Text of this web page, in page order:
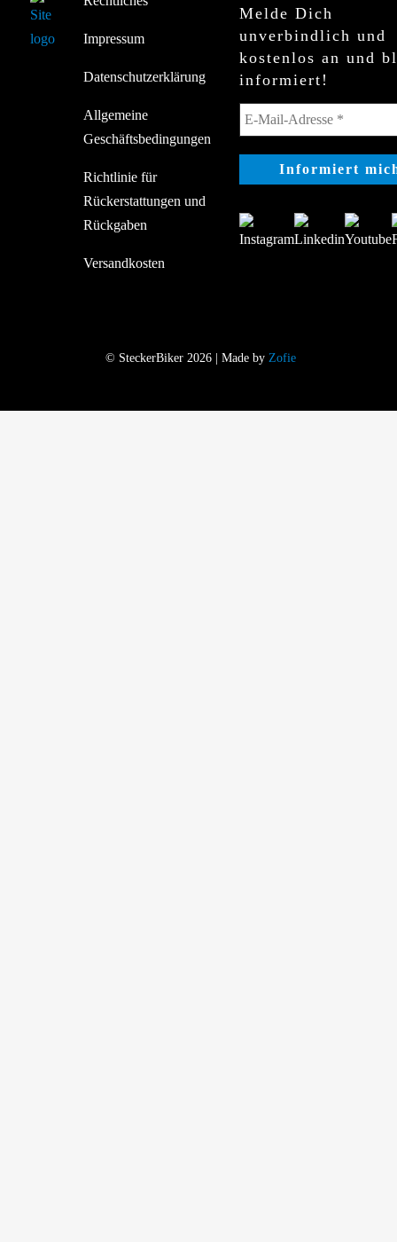
Impressum
Datenschutzerklärung
Allgemeine
Geschäftsbedingungen
Richtlinie für
Rückerstattungen und
Rückgaben
Versandkosten
Melde Dich
unverbindlich und
kostenlos an und
informiert!
© SteckerBiker 2026 | Made by Zofie